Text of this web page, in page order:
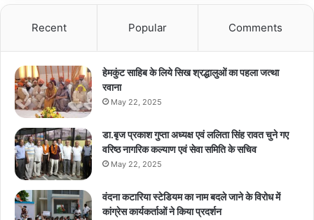
Recent Popular Comments
हेमकुंट साहिब के लिये सिख श्रद्धालुओं का पहला जत्था
रवाना
May 22, 2025
डा.बृज प्रकाश गुप्ता अध्यक्ष एवं ललिता सिंह रावत चुने गए
वरिष्ठ नागरिक कल्याण एवं सेवा समिति के सचिव
May 22, 2025
वंदना कटारिया स्टेडियम का नाम बदले जाने के विरोध में
कांग्रेस कार्यकर्ताओं ने किया प्रदर्शन